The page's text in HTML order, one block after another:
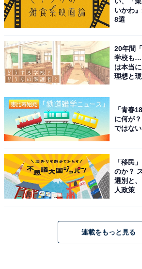
ぇお父さん」と何気ない会話を交わ
ンドロールで終幕し、この3カ月の父
X（旧Twitter）では、「とっても素
だけど、どことなく幸福感があって、
くて優しくて愛に溢れた素敵なドラ
くちゃ泣いた。明日目がめちゃ腫れ
よ」「いろいろ考えさせられるドラ
に切なくも温かいストーリー、この
えることができて嬉しい」など、感
ています。
を、慈しみ、あたたかく包み込むよ
作。間違いなく最高のドラマでした
いかわ
8選
20年間
学校も…
は本当
理想と
「青春
に何が
ではな
「移民
のか？
選別と
人政策
連載をもっと見る